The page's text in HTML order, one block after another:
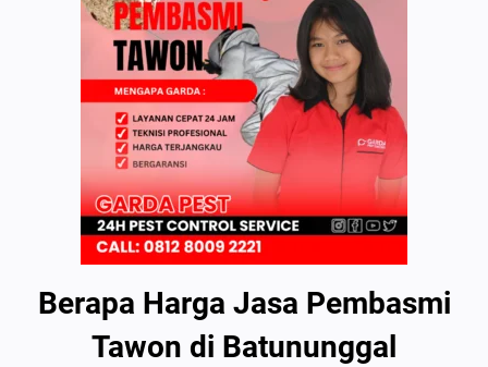
Berapa Harga Jasa Pembasmi
Tawon di Batununggal